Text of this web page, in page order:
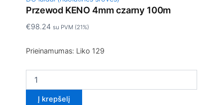
Przewod KENO 4mm czarny 100m
€98.24 su PVM (21%)
Prieinamumas: Liko 129
Į krepšelį